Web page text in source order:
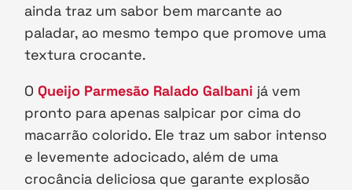
ainda traz um sabor bem marcante ao
paladar, ao mesmo tempo que promove uma
textura crocante.
O Queijo Parmesão Ralado Galbani já vem
pronto para apenas salpicar por cima do
macarrão colorido. Ele traz um sabor intenso
e levemente adocicado, além de uma
crocância deliciosa que garante explosão